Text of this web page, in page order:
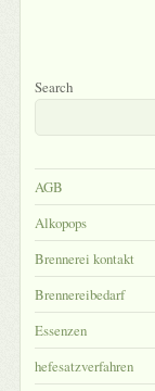
Search
AGB
Alkopops
Brennerei kontakt
Brennereibedarf
Essenzen
hefesatzverfahren